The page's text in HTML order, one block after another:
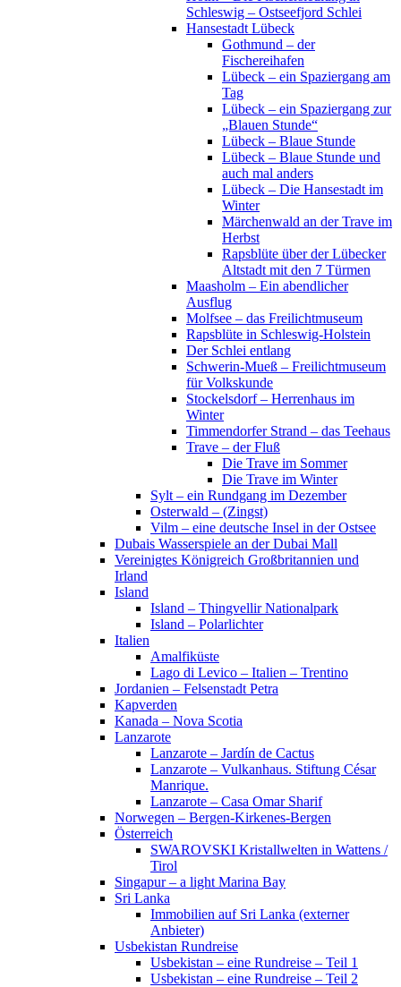
Schleswig – Ostseefjord Schlei
Hansestadt Lübeck
Gothmund – der
Fischereihafen
Lübeck – ein Spaziergang am
Tag
Lübeck – ein Spaziergang zur
„Blauen Stunde“
Lübeck – Blaue Stunde
Lübeck – Blaue Stunde und
auch mal anders
Lübeck – Die Hansestadt im
Winter
Märchenwald an der Trave im
Herbst
Rapsblüte über der Lübecker
Altstadt mit den 7 Türmen
Maasholm – Ein abendlicher
Ausflug
Molfsee – das Freilichtmuseum
Rapsblüte in Schleswig-Holstein
Der Schlei entlang
Schwerin-Mueß – Freilichtmuseum
für Volkskunde
Stockelsdorf – Herrenhaus im
Winter
Timmendorfer Strand – das Teehaus
Trave – der Fluß
Die Trave im Sommer
Die Trave im Winter
Sylt – ein Rundgang im Dezember
Osterwald – (Zingst)
Vilm – eine deutsche Insel in der Ostsee
Dubais Wasserspiele an der Dubai Mall
Vereinigtes Königreich Großbritannien und
Irland
Island
Island – Thingvellir Nationalpark
Island – Polarlichter
Italien
Amalfiküste
Lago di Levico – Italien – Trentino
Jordanien – Felsenstadt Petra
Kapverden
Kanada – Nova Scotia
Lanzarote
Lanzarote – Jardín de Cactus
Lanzarote – Vulkanhaus. Stiftung César
Manrique.
Lanzarote – Casa Omar Sharif
Norwegen – Bergen-Kirkenes-Bergen
Österreich
SWAROVSKI Kristallwelten in Wattens /
Tirol
Singapur – a light Marina Bay
Sri Lanka
Immobilien auf Sri Lanka (externer
Anbieter)
Usbekistan Rundreise
Usbekistan – eine Rundreise – Teil 1
Usbekistan – eine Rundreise – Teil 2